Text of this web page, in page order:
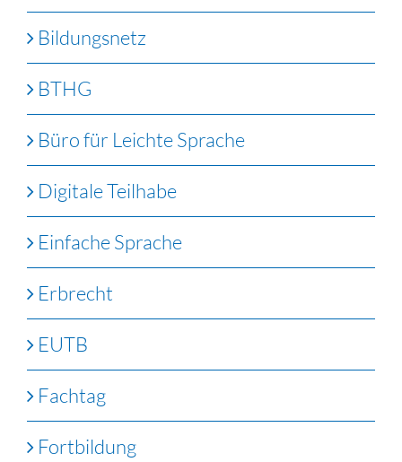
Bildungsnetz
BTHG
Büro für Leichte Sprache
Digitale Teilhabe
Einfache Sprache
Erbrecht
EUTB
Fachtag
Fortbildung